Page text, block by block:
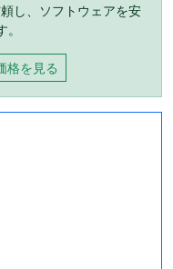
し、ソフトウェアを安
格を見る